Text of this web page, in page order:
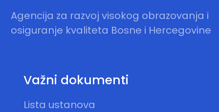
Agencija za razvoj visokog obrazovanja i
osiguranje kvaliteta Bosne i Hercegovine
Važni dokumenti
Lista ustanova